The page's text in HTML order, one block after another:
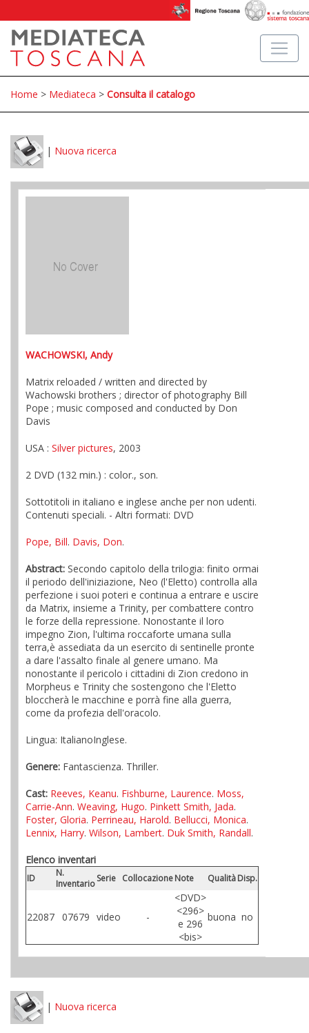
Home > Mediateca > Consulta il catalogo
| Nuova ricerca
WACHOWSKI, Andy
Matrix reloaded / written and directed by
Wachowski brothers ; director of photography Bill
Pope ; music composed and conducted by Don
Davis
USA : Silver pictures, 2003
2 DVD (132 min.) : color., son.
Sottotitoli in italiano e inglese anche per non udenti.
Contenuti speciali. - Altri formati: DVD
Pope, Bill. Davis, Don.
Abstract: Secondo capitolo della trilogia: finito ormai
il periodo dell'iniziazione, Neo (l'Eletto) controlla alla
perfezione i suoi poteri e continua a entrare e uscire
da Matrix, insieme a Trinity, per combattere contro
le forze della repressione. Nonostante il loro
impegno Zion, l'ultima roccaforte umana sulla
terra,è assediata da un esercito di sentinelle pronte
a dare l'assalto finale al genere umano. Ma
nonostante il pericolo i cittadini di Zion credono in
Morpheus e Trinity che sostengono che l'Eletto
bloccherà le macchine e porrà fine alla guerra,
come da profezia dell'oracolo.
Lingua: ItalianoInglese.
Genere: Fantascienza. Thriller.
Cast: Reeves, Keanu. Fishburne, Laurence. Moss,
Carrie-Ann. Weaving, Hugo. Pinkett Smith, Jada.
Foster, Gloria. Perrineau, Harold. Bellucci, Monica.
Lennix, Harry. Wilson, Lambert. Duk Smith, Randall.
Elenco inventari
ID
N.
InventarioSerie CollocazioneNote QualitàDisp.
22087 07679 video -
<DVD>
<296>
e 296
<bis>
buona no
| Nuova ricerca